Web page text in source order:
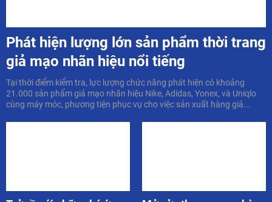
Phát hiện lượng lớn sản phẩm thời trang
giả mạo nhãn hiệu nổi tiếng
Tại thời điểm kiểm tra, lực lượng chức năng phát hiện có khoảng
21.000 sản phẩm giả mạo nhãn hiệu Nike, Adidas, Yonex, và Uniqlo
cùng máy móc, phương tiện phục vụ cho việc sản xuất hàng giả...